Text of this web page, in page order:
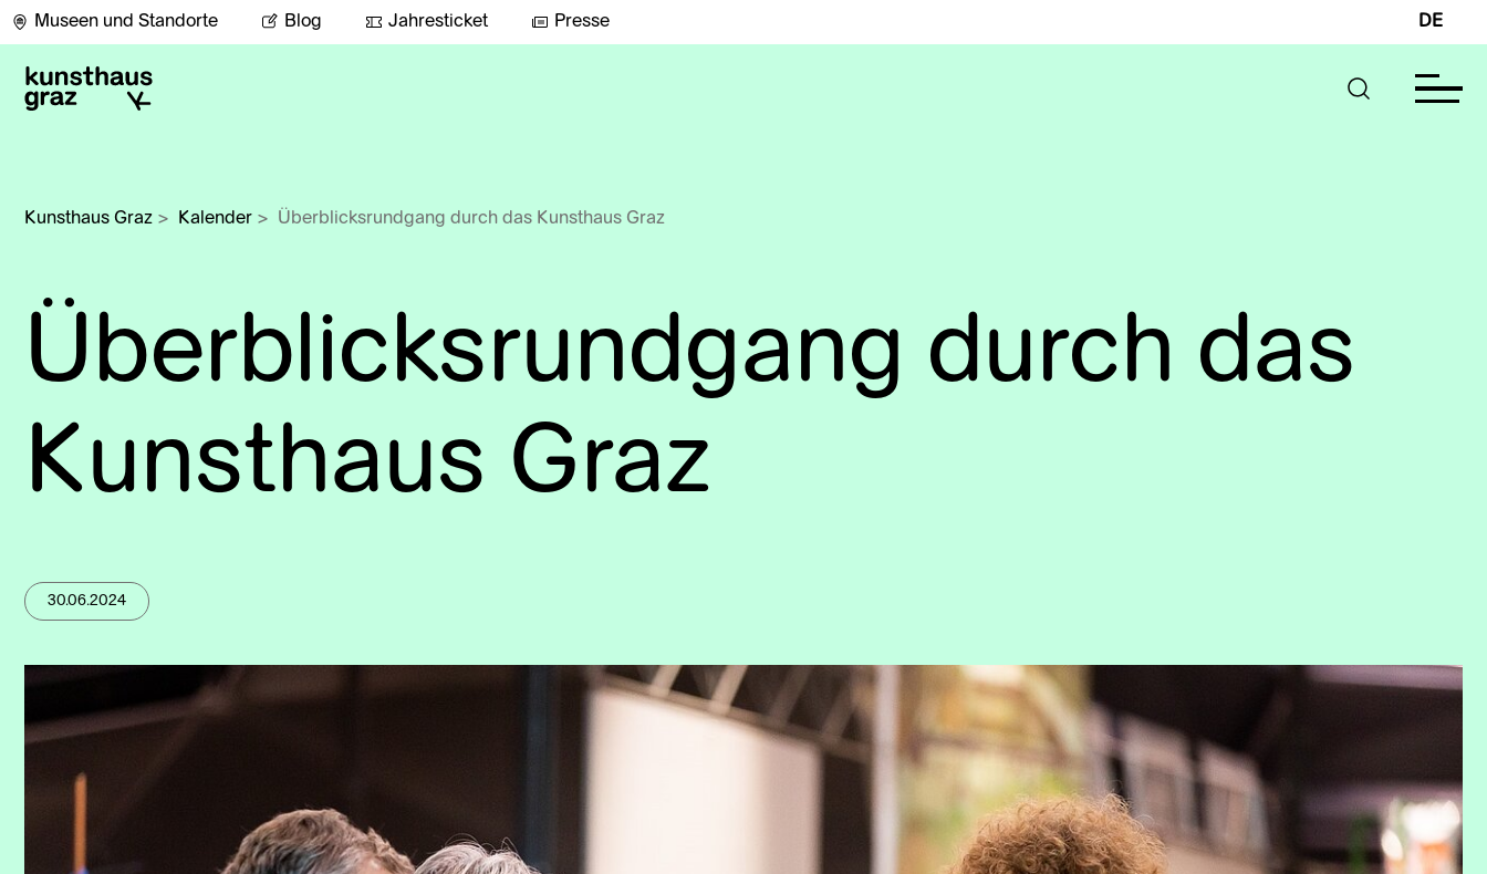
Museen und Standorte Blog Jahresticket Presse DE
Kunsthaus Graz > Kalender > Überblicksrundgang durch das Kunsthaus Graz
Überblicksrundgang durch das
Kunsthaus Graz
30.06.2024